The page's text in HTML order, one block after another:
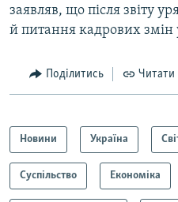
заявляв, що після звіту
й питання кадрових змін
Поділитись Читати
Новини Україна
Суспільство Економіка